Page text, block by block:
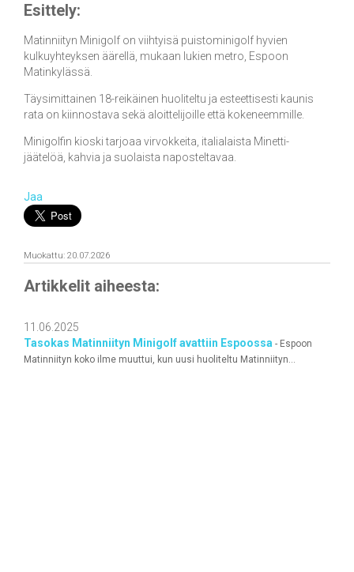
Esittely:
Matinniityn Minigolf on viihtyisä puistominigolf hyvien
kulkuyhteyksen äärellä, mukaan lukien metro, Espoon
Matinkylässä.
Täysimittainen 18-reikäinen huoliteltu ja esteettisesti kaunis
rata on kiinnostava sekä aloittelijoille että kokeneemmille.
Minigolfin kioski tarjoaa virvokkeita, italialaista Minetti-
jäätelöä, kahvia ja suolaista naposteltavaa.
Jaa
Muokattu: 20.07.2026
Artikkelit aiheesta:
11.06.2025
Tasokas Matinniityn Minigolf avattiin Espoossa - Espoon
Matinniityn koko ilme muuttui, kun uusi huoliteltu Matinniityn...